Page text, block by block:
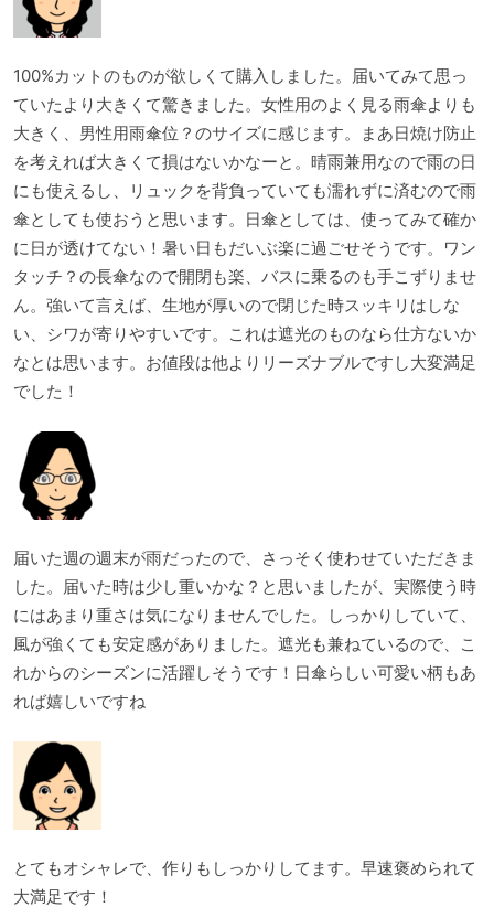
100%カットのものが欲しくて購入しました。届いてみて思っ
ていたより大きくて驚きました。女性用のよく見る雨傘よりも
大きく、男性用雨傘位？のサイズに感じます。まあ日焼け防止
を考えれば大きくて損はないかなーと。晴雨兼用なので雨の日
にも使えるし、リュックを背負っていても濡れずに済むので雨
傘としても使おうと思います。日傘としては、使ってみて確か
に日が透けてない！暑い日もだいぶ楽に過ごせそうです。ワン
タッチ？の長傘なので開閉も楽、バスに乗るのも手こずりませ
ん。強いて言えば、生地が厚いので閉じた時スッキリはしな
い、シワが寄りやすいです。これは遮光のものなら仕方ないか
なとは思います。お値段は他よりリーズナブルですし大変満足
でした！
届いた週の週末が雨だったので、さっそく使わせていただきま
した。届いた時は少し重いかな？と思いましたが、実際使う時
にはあまり重さは気になりませんでした。しっかりしていて、
風が強くても安定感がありました。遮光も兼ねているので、こ
れからのシーズンに活躍しそうです！日傘らしい可愛い柄もあ
れば嬉しいですね
とてもオシャレで、作りもしっかりしてます。早速褒められて
大満足です！